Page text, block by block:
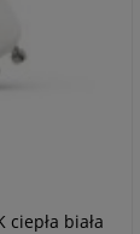
ciepła biała